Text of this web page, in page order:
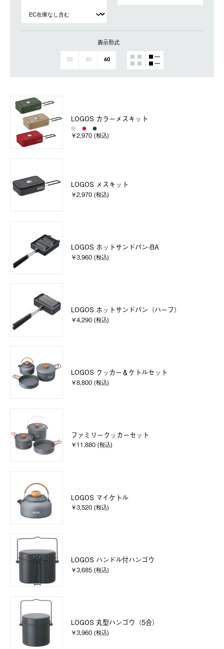
表示形式
20 40 60
LOGOS カラーメスキット
￥2,970 (税込)
LOGOS メスキット
￥2,970 (税込)
LOGOS ホットサンドパン-BA
￥3,960 (税込)
LOGOS ホットサンドパン（ハーフ）
￥4,290 (税込)
LOGOS クッカー＆ケトルセット
￥8,800 (税込)
ファミリークッカーセット
￥11,880 (税込)
LOGOS マイケトル
￥3,520 (税込)
LOGOS ハンドル付ハンゴウ
￥3,685 (税込)
LOGOS 丸型ハンゴウ（5合）
￥3,960 (税込)